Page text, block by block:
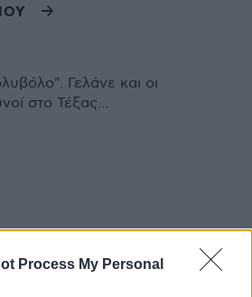
Process My Personal
Γελάνε και οι
στο Τέξας...